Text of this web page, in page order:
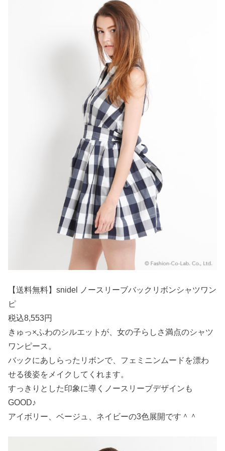
【送料無料】snidel ノースリーブバックリボンシャツワン
ピ
税込8,553円
きゅっ×ふわのシルエットが、女の子らしさ満点のシャツ
ワンピース。
バックにあしらったリボンで、フェミニンムードを漂わ
せる後姿をメイクしてくれます。
すっきりとした印象に導くノースリーブデザインも
GOOD♪
アイボリー、ベージュ、ネイビーの3色展開です＾＾